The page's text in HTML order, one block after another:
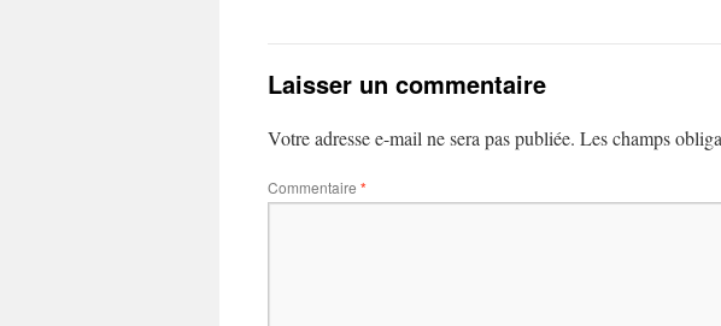
Laisser un commentaire
Votre adresse e-mail ne sera pas publiée. Les champs
Commentaire *